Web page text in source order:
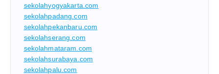
sekolahyogyakarta.com
sekolahpadang.com
sekolahpekanbaru.com
sekolahserang.com
sekolahmataram.com
sekolahsurabaya.com
sekolahpalu.com